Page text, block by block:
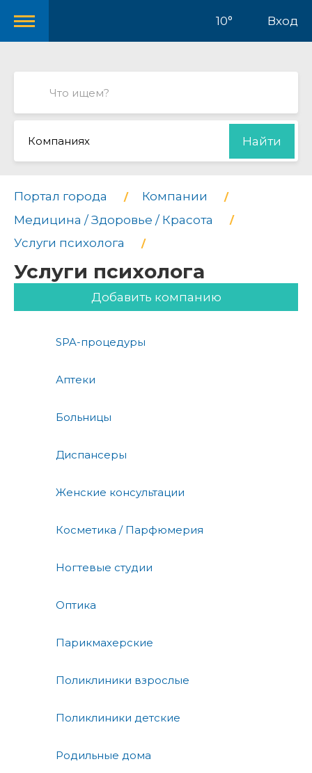
10° Вход
Компаниях Найти
Портал города
Компании
Медицина / Здоровье / Красота
Услуги психолога
Услуги психолога
Добавить компанию
SPA-процедуры
Аптеки
Больницы
Диспансеры
Женские консультации
Косметика / Парфюмерия
Ногтевые студии
Оптика
Парикмахерские
Поликлиники взрослые
Поликлиники детские
Родильные дома